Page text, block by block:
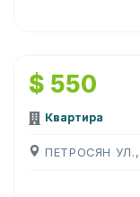
$ 550
Квартира
ПЕТРОСЯН